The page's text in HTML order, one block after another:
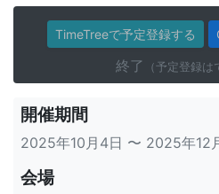
TimeTreeで予定登録する
終了 （予定登録は
開催期間
2025年10月4日 〜 2025年12
会場